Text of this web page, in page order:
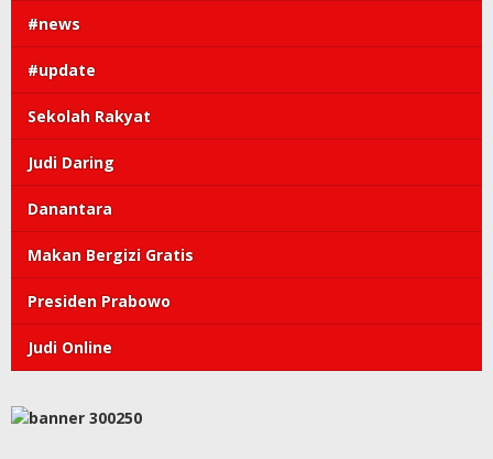
#news
#update
Sekolah Rakyat
Judi Daring
Danantara
Makan Bergizi Gratis
Presiden Prabowo
Judi Online